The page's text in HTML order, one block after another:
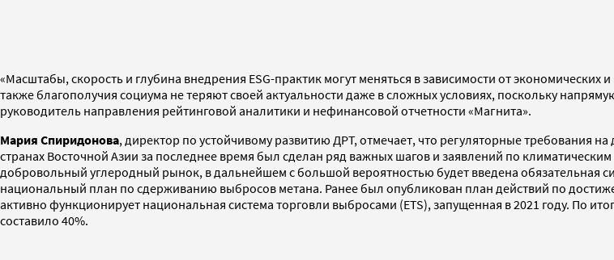
«Масштабы, скорость и глубина внедрения ESG-практик могут меняться в зависимости от
также благополучия социума не теряют своей актуальности даже в сложных условиях, поскольку
руководитель направления рейтинговой аналитики и нефинансовой отчетности «Магнита».
Мария Спиридонова, директор по устойчивому развитию ДРТ, отмечает, что регуляторные требования
странах Восточной Азии за последнее время был сделан ряд важных шагов и заявлений по
добровольный углеродный рынок, в дальнейшем с большой вероятностью будет введена обязательная
национальный план по сдерживанию выбросов метана. Ранее был опубликован план действий по
активно функционирует национальная система торговли выбросами (ETS), запущенная в 2021 году. По
составило 40%.